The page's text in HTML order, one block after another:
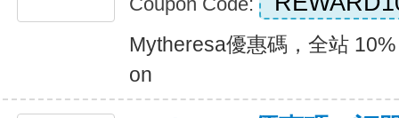
Mytheresa優惠碼，全站
on